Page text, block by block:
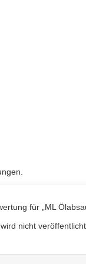
für „ML
nicht veröffentlicht.